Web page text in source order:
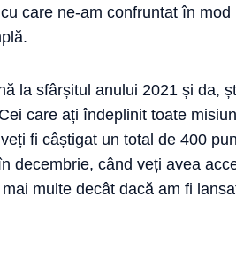
care ne-am confruntat în mod
la sfârșitul anului 2021 și da,
care ați îndeplinit toate
fi câștigat un total de 400
decembrie, când veți avea
multe decât dacă am fi